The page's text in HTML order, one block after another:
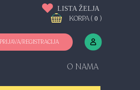
PRIJAVA/REGISTRACIJA
LISTA ŽELJA
KORPA ( 0 )
O NAMA